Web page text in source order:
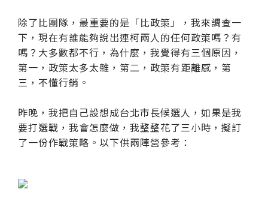
除了比團隊，最重要的是「比政策」，我來調查一
下，現在有誰能夠說出連柯兩人的任何政策嗎？有
嗎？大多數都不行，為什麼，我覺得有三個原因，
第一，政策太多太雜，第二，政策有距離感，第
三，不懂行銷。
昨晚，我把自己設想成台北市長候選人，如果是我
要打選戰，我會怎麼做，我整整花了三小時，擬訂
了一份作戰策略。以下供兩陣營參考：